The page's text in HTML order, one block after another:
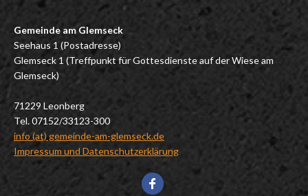
Gemeinde am Glemseck
Seehaus 1 (Postadresse)
Glemseck 1 (Treffpunkt für Gottesdienste auf der Wiese am
Glemseck)
71229 Leonberg
Tel. 07152/33123-300
info (at) gemeinde-am-glemseck.de
Impressum und Datenschutzerklärung